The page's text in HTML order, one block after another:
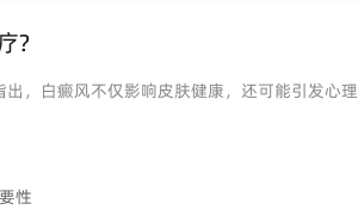
?
，白癜风不仅影响皮肤健康，还可能引发心理
性